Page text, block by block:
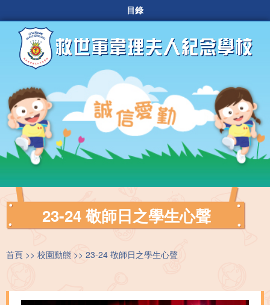
目錄
23-24 敬師日之學生心聲
首頁 校園動態 23-24 敬師日之學生心聲